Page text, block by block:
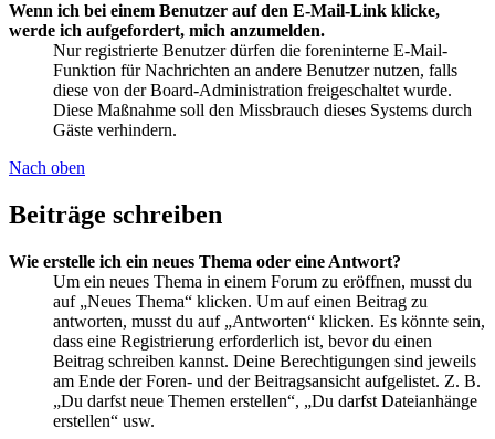
Wenn ich bei einem Benutzer auf den E-Mail-Link klicke,
werde ich aufgefordert, mich anzumelden.
Nur registrierte Benutzer dürfen die foreninterne E-Mail-
Funktion für Nachrichten an andere Benutzer nutzen, falls
diese von der Board-Administration freigeschaltet wurde.
Diese Maßnahme soll den Missbrauch dieses Systems durch
Gäste verhindern.
Nach oben
Beiträge schreiben
Wie erstelle ich ein neues Thema oder eine Antwort?
Um ein neues Thema in einem Forum zu eröffnen, musst du
auf „Neues Thema“ klicken. Um auf einen Beitrag zu
antworten, musst du auf „Antworten“ klicken. Es könnte sein,
dass eine Registrierung erforderlich ist, bevor du einen
Beitrag schreiben kannst. Deine Berechtigungen sind jeweils
am Ende der Foren- und der Beitragsansicht aufgelistet. Z. B.
„Du darfst neue Themen erstellen“, „Du darfst Dateianhänge
erstellen“ usw.